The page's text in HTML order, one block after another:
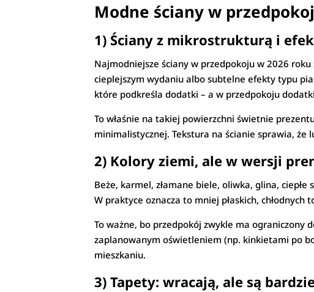
Modne ściany w
1) Ściany z mikrostrukturą i
Najmodniejsze ściany w przedpokoju w 2026
cieplejszym wydaniu albo subtelne efekty typu
które podkreśla dodatki – a w przedpokoju
To właśnie na takiej powierzchni świetnie
minimalistycznej. Tekstura na ścianie sprawia,
2) Kolory ziemi, ale w wersji
Beże, karmel, złamane biele, oliwka, glina,
W praktyce oznacza to mniej płaskich,
To ważne, bo przedpokój zwykle ma ograniczony
zaplanowanym oświetleniem (np. kinkietami po
mieszkaniu.
3) Tapety: wracają, ale są